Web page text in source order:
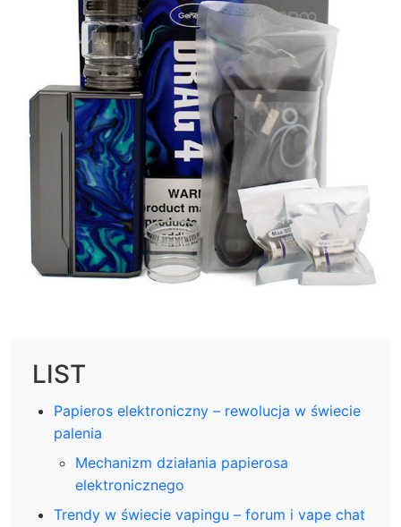
LIST
Papieros elektroniczny – rewolucja w świecie
palenia
Mechanizm działania papierosa
elektronicznego
Trendy w świecie vapingu – forum i vape chat